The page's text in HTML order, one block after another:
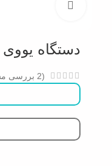
دستگاه
(
2 بررسی